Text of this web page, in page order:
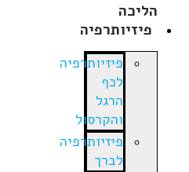
הליכה
פיזיותרפיה
פיזיותרפיה
לכף
הרגל
והקרסול
פיזיותרפיה
לברך